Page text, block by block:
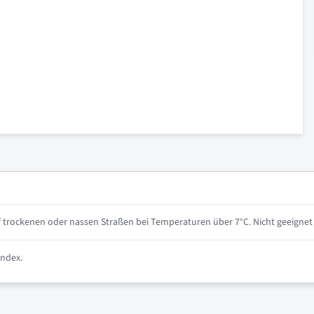
oder nassen Straßen bei Temperaturen über 7°C. Nicht